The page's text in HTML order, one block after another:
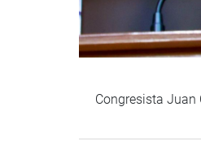
Congresista Juan